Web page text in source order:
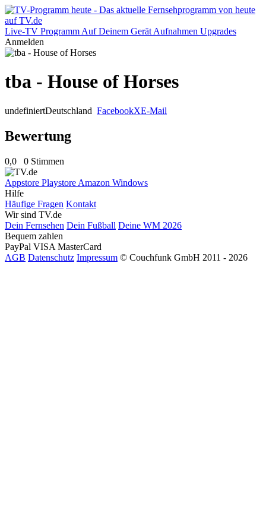
Live-TV Programm Auf Deinem Gerät Aufnahmen Upgrades
Anmelden
tba - House of Horses
undefiniertDeutschland FacebookXE-Mail
Bewertung
0,0 0 Stimmen
Appstore Playstore Amazon Windows
Hilfe
Häufige Fragen Kontakt
Wir sind TV.de
Dein Fernsehen Dein Fußball Deine WM 2026
Bequem zahlen
PayPal VISA MasterCard
AGB Datenschutz Impressum © Couchfunk GmbH 2011 - 2026